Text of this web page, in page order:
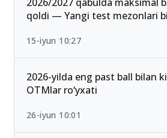
25-iyul 16:55
2026/2027 qabulda maksimal
qoldi — Yangi test mezonlari
15-iyun 10:27
2026-yilda eng past ball bilan
OTMlar ro‘yxati